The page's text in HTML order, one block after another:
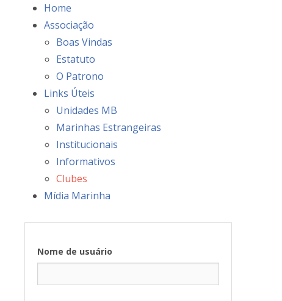
Home
Associação
Boas Vindas
Estatuto
O Patrono
Links Úteis
Unidades MB
Marinhas Estrangeiras
Institucionais
Informativos
Clubes
Mídia Marinha
Nome de usuário